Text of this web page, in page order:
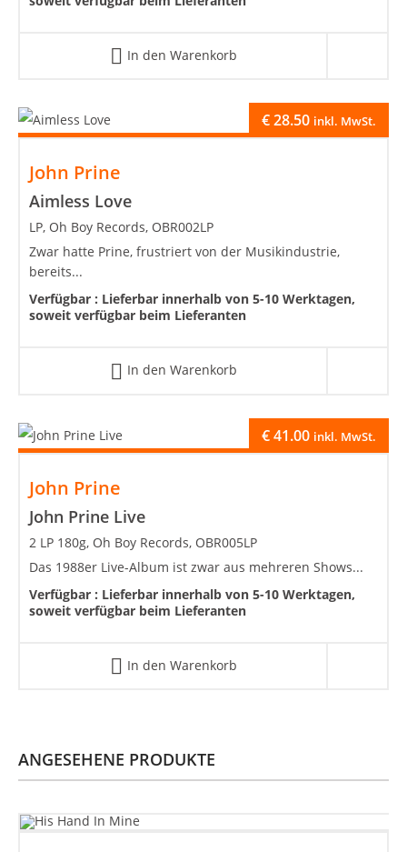
In den Warenkorb
John Prine
Aimless Love
€28.50 inkl. MwSt.
LP, Oh Boy Records, OBR002LP
Zwar hatte Prine, frustriert von der Musikindustrie,
bereits...
Verfügbar : Lieferbar innerhalb von 5-10 Werktagen,
soweit verfügbar beim Lieferanten
In den Warenkorb
John Prine
John Prine Live
€41.00 inkl. MwSt.
2 LP 180g, Oh Boy Records, OBR005LP
Das 1988er Live-Album ist zwar aus mehreren Shows...
Verfügbar : Lieferbar innerhalb von 5-10 Werktagen,
soweit verfügbar beim Lieferanten
In den Warenkorb
ANGESEHENE PRODUKTE